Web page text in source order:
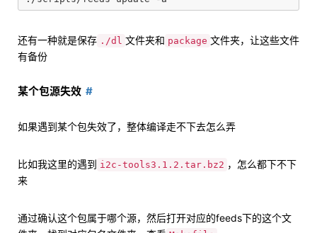
还有一种就是保存 ./dl 文件夹和 package 文件夹，让这些文件
有备份
某个包源失效
如果遇到某个包失效了，整体编译走不下去怎么弄
比如我这里的遇到 i2c-tools3.1.2.tar.bz2 ，怎么都下不下
来
通过确认这个包属于哪个源，然后打开对应的feeds下的这个文